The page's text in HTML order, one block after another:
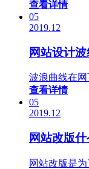
查看详情
05
2019.12
网站设计
波浪曲线在
查看详情
05
2019.12
网站改版
网站改版是